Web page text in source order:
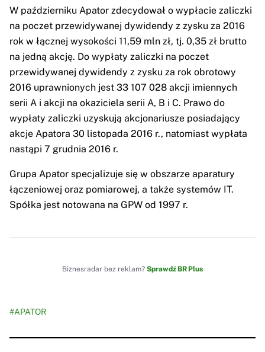
W październiku Apator zdecydował o wypłacie zaliczki
na poczet przewidywanej dywidendy z zysku za 2016
rok w łącznej wysokości 11,59 mln zł, tj. 0,35 zł brutto
na jedną akcję. Do wypłaty zaliczki na poczet
przewidywanej dywidendy z zysku za rok obrotowy
2016 uprawnionych jest 33 107 028 akcji imiennych
serii A i akcji na okaziciela serii A, B i C. Prawo do
wypłaty zaliczki uzyskują akcjonariusze posiadający
akcje Apatora 30 listopada 2016 r., natomiast wypłata
nastąpi 7 grudnia 2016 r.
Grupa Apator specjalizuje się w obszarze aparatury
łączeniowej oraz pomiarowej, a także systemów IT.
Spółka jest notowana na GPW od 1997 r.
Biznesradar bez reklam? Sprawdź BR Plus
#APATOR